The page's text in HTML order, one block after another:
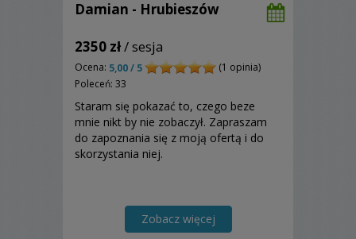
Damian - Hrubieszów
2350 zł/ sesja
Ocena: 5,00 / 5
(1 opinia)
Poleceń: 33
Staram się pokazać to, czego beze
mnie nikt by nie zobaczył. Zapraszam
do zapoznania się z moją ofertą i do
skorzystania niej.
Zobacz więcej